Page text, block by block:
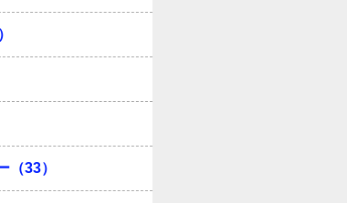
（33）